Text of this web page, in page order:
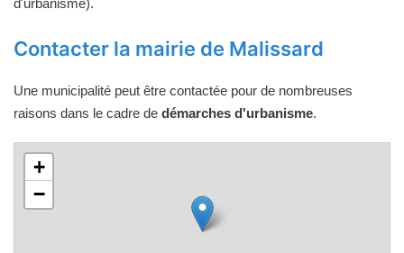
Contacter la mairie de Malissard
Une municipalité peut être contactée pour de nombreuses
raisons dans le cadre de démarches d'urbanisme.
+
−